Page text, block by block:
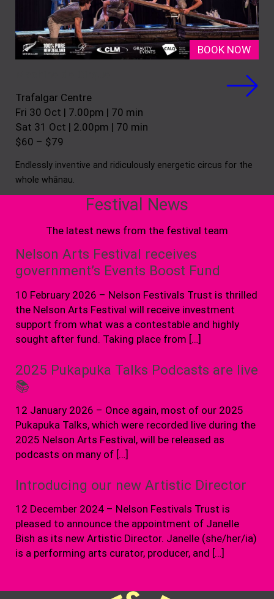
BOOK NOW
Trafalgar Centre
Fri 30 Oct | 7.00pm | 70 min
Sat 31 Oct | 2.00pm | 70 min
$60 – $79
Endlessly inventive and ridiculously energetic circus for the
whole whānau.
Festival News
The latest news from the festival team
Nelson Arts Festival receives
government’s Events Boost Fund
10 February 2026 – Nelson Festivals Trust is thrilled
the Nelson Arts Festival will receive investment
support from what was a contestable and highly
sought after fund. Taking place from […]
2025 Pukapuka Talks Podcasts are live
📚
12 January 2026 – Once again, most of our 2025
Pukapuka Talks, which were recorded live during the
2025 Nelson Arts Festival, will be released as
podcasts on many of […]
Introducing our new Artistic Director
12 December 2024 – Nelson Festivals Trust is
pleased to announce the appointment of Janelle
Bish as its new Artistic Director. Janelle (she/her/ia)
is a performing arts curator, producer, and […]